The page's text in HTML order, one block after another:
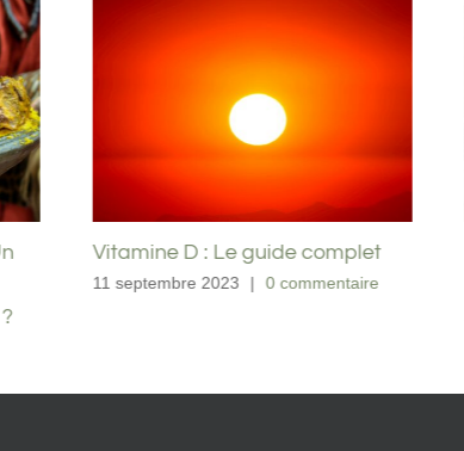
Le Collagène Marin d’UNAE :
Retour d’expérience